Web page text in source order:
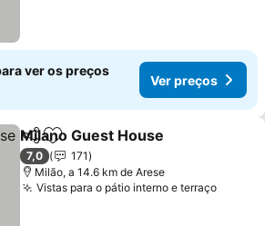
ver os preços
Ver preços
PartilharAdicionar aos favoritos
Milano Guest House
7,0
171
Milão, a 14.6 km de Arese
Vistas para o pátio interno e terraçoVer